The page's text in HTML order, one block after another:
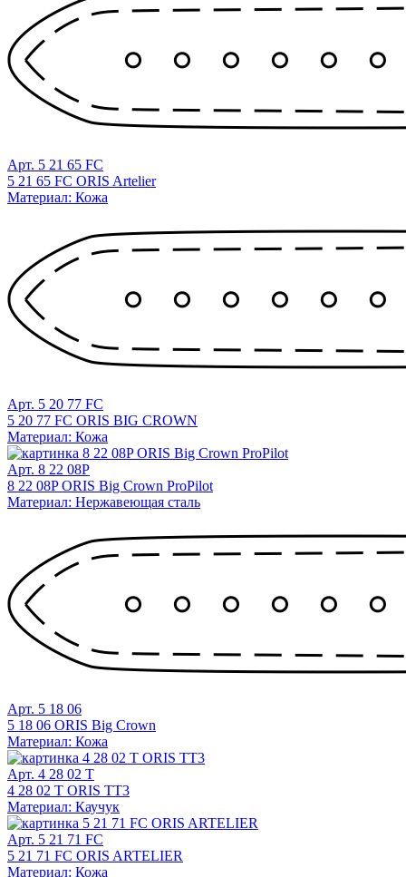
Арт. 5 21 65 FC
5 21 65 FC ORIS Artelier
Материал: Кожа
Арт. 5 20 77 FC
5 20 77 FC ORIS BIG CROWN
Материал: Кожа
Арт. 8 22 08P
8 22 08P ORIS Big Crown ProPilot
Материал: Нержавеющая сталь
Арт. 5 18 06
5 18 06 ORIS Big Crown
Материал: Кожа
Арт. 4 28 02 T
4 28 02 T ORIS TT3
Материал: Каучук
Арт. 5 21 71 FC
5 21 71 FC ORIS ARTELIER
Материал: Кожа